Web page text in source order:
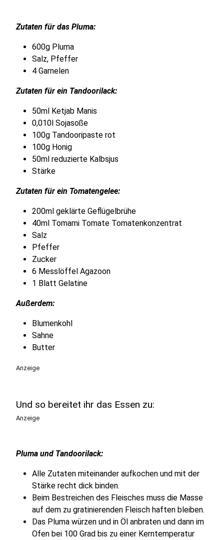
Zutaten für das Pluma:
600g Pluma
Salz, Pfeffer
4 Garnelen
Zutaten für ein Tandoorilack:
50ml Ketjab Manis
0,010l Sojasoße
100g Tandooripaste rot
100g Honig
50ml reduzierte Kalbsjus
Stärke
Zutaten für ein Tomatengelee:
200ml geklärte Geflügelbrühe
40ml Tomami Tomate Tomatenkonzentrat
Salz
Pfeffer
Zucker
6 Messlöffel Agazoon
1 Blatt Gelatine
Außerdem:
Blumenkohl
Sahne
Butter
Anzeige
Und so bereitet ihr das Essen zu:
Anzeige
Pluma und Tandoorilack:
Alle Zutaten miteinander aufkochen und mit der
Stärke recht dick binden.
Beim Bestreichen des Fleisches muss die Masse
auf dem zu gratinierenden Fleisch haften bleiben.
Das Pluma würzen und in Öl anbraten und dann im
Ofen bei 100 Grad bis zu einer Kerntemperatur